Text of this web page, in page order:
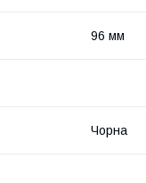
96 мм
Чорна